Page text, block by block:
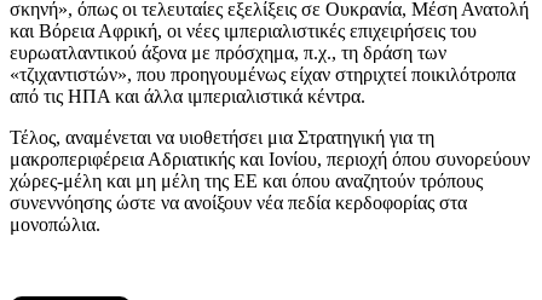
σκηνή», όπως οι τελευταίες εξελίξεις σε Ουκρανία, Μέση Ανατολή
και Βόρεια Αφρική, οι νέες ιμπεριαλιστικές επιχειρήσεις του
ευρωατλαντικού άξονα με πρόσχημα, π.χ., τη δράση των
«τζιχαντιστών», που προηγουμένως είχαν στηριχτεί ποικιλότροπα
από τις ΗΠΑ και άλλα ιμπεριαλιστικά κέντρα.
Τέλος, αναμένεται να υιοθετήσει μια Στρατηγική για τη
μακροπεριφέρεια Αδριατικής και Ιονίου, περιοχή όπου συνορεύουν
χώρες-μέλη και μη μέλη της ΕΕ και όπου αναζητούν τρόπους
συνεννόησης ώστε να ανοίξουν νέα πεδία κερδοφορίας στα
μονοπώλια.